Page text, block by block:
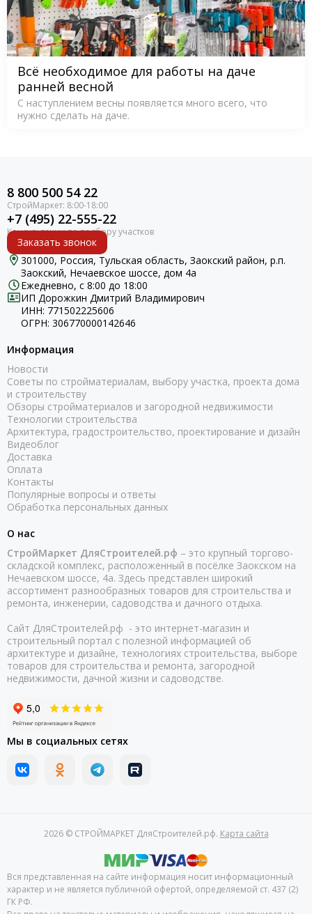
Всё необходимое для работы на даче
ранней весной
С наступлением весны появляется много всего, что
нужно сделать на даче.
8 800 500 54 22
+7 (495) 22-555-22
Заказать звонок
301000, Россия, Тульская область, Заокский район, р.п.
Заокский, Нечаевское шоссе, дом 4а
Ежедневно, с 8:00 до 18:00
ИП Дорожкин Дмитрий Владимирович
ИНН: 771502225606
ОГРН: 306770000142646
Информация
Новости
Советы по стройматериалам, выбору участка, проекта дома
и строительству
Обзоры стройматериалов и загородной недвижимости
Технологии строительства
Архитектура, градостроительство, проектирование и дизайн
Видеоблог
Доставка
Оплата
Контакты
Популярные вопросы и ответы
Обработка персональных данных
О нас
СтройМаркет ДляСтроителей.рф – это крупный торгово-
складской комплекс, расположенный в посёлке Заокском на
Нечаевском шоссе, 4а. Здесь представлен широкий
ассортимент разнообразных товаров для строительства и
ремонта, инженерии, садоводства и дачного отдыха.
Сайт ДляСтроителей.рф - это интернет-магазин и
строительный портал с полезной информацией об
архитектуре и дизайне, технологиях строительства, выборе
товаров для строительства и ремонта, загородной
недвижимости, дачной жизни и садоводстве.
Мы в социальных сетях
2026 © СТРОЙМАРКЕТ ДляСтроителей.рф. Карта сайта
Вся представленная на сайте информация носит информационный
характер и не является публичной офертой, определяемой ст. 437 (2)
ГК РФ.